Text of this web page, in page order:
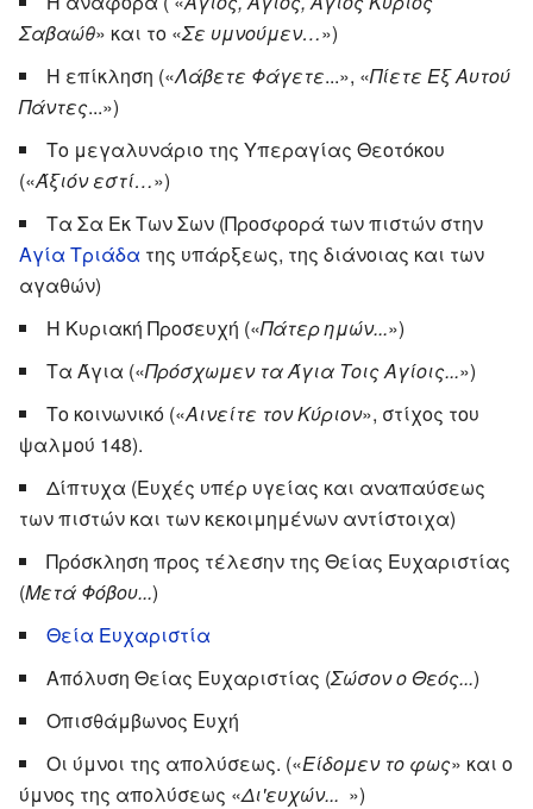
Σαβαώθ» και το «Σε υμνούμεν…»)
Η επίκληση («Λάβετε Φάγετε...», «Πίετε Εξ Αυτού
Πάντες...»)
Το μεγαλυνάριο της Υπεραγίας Θεοτόκου
(«Άξιόν εστί…»)
Τα Σα Εκ Των Σων (Προσφορά των πιστών στην
Αγία Τριάδα της υπάρξεως, της διάνοιας και των
αγαθών)
Η Κυριακή Προσευχή («Πάτερ ημών...»)
Τα Άγια («Πρόσχωμεν τα Άγια Τοις Αγίοις...»)
Το κοινωνικό («Αινείτε τον Κύριον», στίχος του
ψαλμού 148).
Δίπτυχα (Ευχές υπέρ υγείας και αναπαύσεως
των πιστών και των κεκοιμημένων αντίστοιχα)
Πρόσκληση προς τέλεσην της Θείας Ευχαριστίας
(Μετά Φόβου...)
Θεία Ευχαριστία
Απόλυση Θείας Ευχαριστίας (Σώσον ο Θεός...)
Οπισθάμβωνος Ευχή
Οι ύμνοι της απολύσεως. («Είδομεν το φως» και ο
ύμνος της απολύσεως «Δι'ευχών... »)